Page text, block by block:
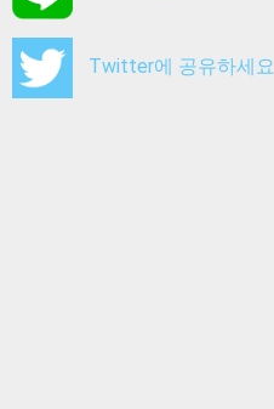
Twitter에 공유하세요